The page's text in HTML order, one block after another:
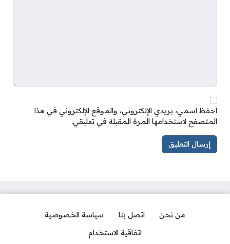
احفظ اسمي، بريدي الإلكتروني، والموقع الإلكتروني في هذا
المتصفح لاستخدامها المرة المقبلة في تعليقي.
من نحن اتصل بنا
سياسة الخصوصية
اتفاقية الاستخدام